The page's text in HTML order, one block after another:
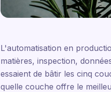
L'automatisation en
matières, inspection,
essaient de bâtir les cinq
quelle couche offre le